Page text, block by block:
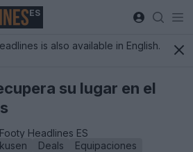
ES
is also available in English.
su lugar en el
Headlines ES
Deals
Equipaciones